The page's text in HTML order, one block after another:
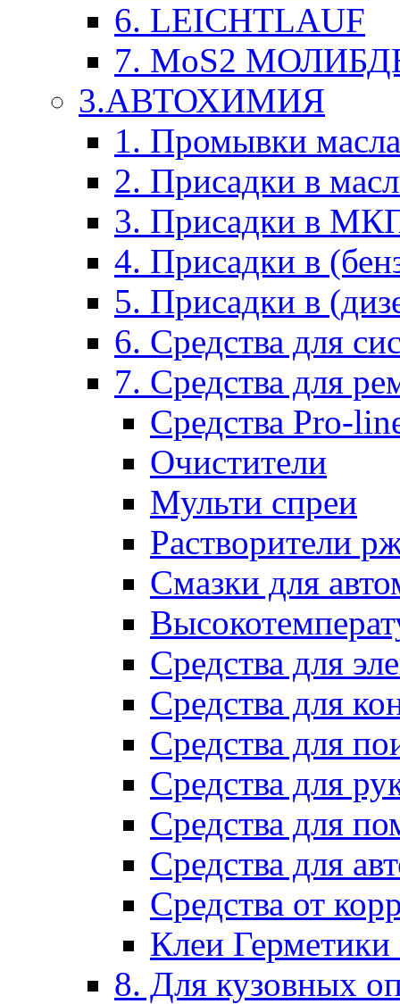
6. LEICHTLAUF
7. MoS2
3.АВТОХИМИЯ
1. Промывки масла
2. Присадки в
3. Присадки в
4. Присадки в
5. Присадки в
6. Средства для
7. Средства для
Средства Pro-
Очистители
Мульти спреи
Растворители
Смазки для
Средства для
Средства для
Средства для
Средства для
Средства для
Средства для
Средства от
Клеи
8. Для кузовных